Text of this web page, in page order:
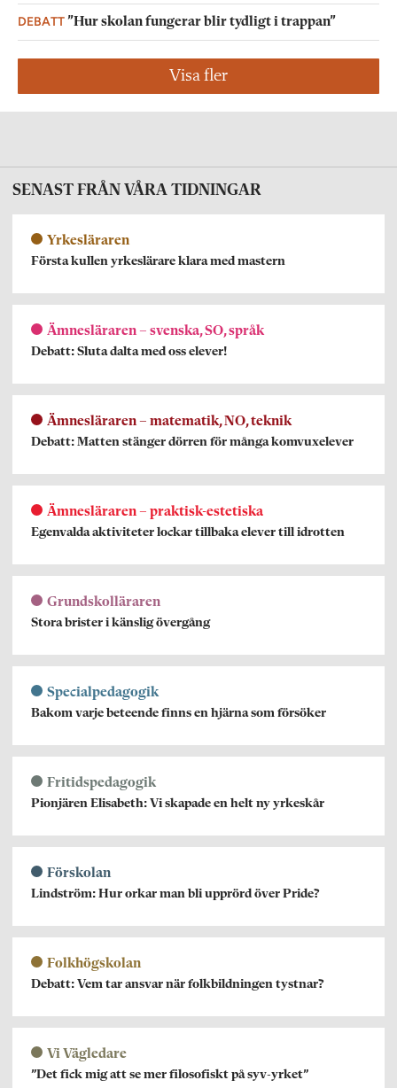
DEBATT”Hur skolan fungerar blir tydligt i trappan”
Visa fler
SENAST FRÅN VÅRA TIDNINGAR
Yrkesläraren
Första kullen yrkeslärare klara med mastern
Ämnesläraren – svenska, SO, språk
Debatt: Sluta dalta med oss elever!
Ämnesläraren – matematik, NO, teknik
Debatt: Matten stänger dörren för många komvuxelever
Ämnesläraren – praktisk-estetiska
Egenvalda aktiviteter lockar tillbaka elever till idrotten
Grundskolläraren
Stora brister i känslig övergång
Specialpedagogik
Bakom varje beteende finns en hjärna som försöker
Fritidspedagogik
Pionjären Elisabeth: Vi skapade en helt ny yrkeskår
Förskolan
Lindström: Hur orkar man bli upprörd över Pride?
Folkhögskolan
Debatt: Vem tar ansvar när folkbildningen tystnar?
Vi Vägledare
”Det fick mig att se mer filosofiskt på syv-yrket”